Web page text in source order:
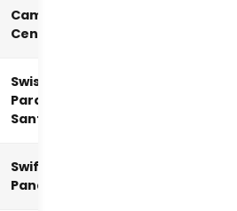
Cambuí, Nova Campinas,
Centro
Swiss Park, Alphaville,
Parque Prado, Mansões
Santo Antônio
Swift, São Bernardo,
Panamby, Jardim do Lago